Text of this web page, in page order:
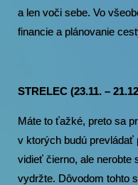
a len voči sebe. Vo
financie a plánovanie
STRELEC (23.11. –
Máte to ťažké, preto sa
v ktorých budú prevládať
vidieť čierno, ale nerobte
vydržte. Dôvodom tohto